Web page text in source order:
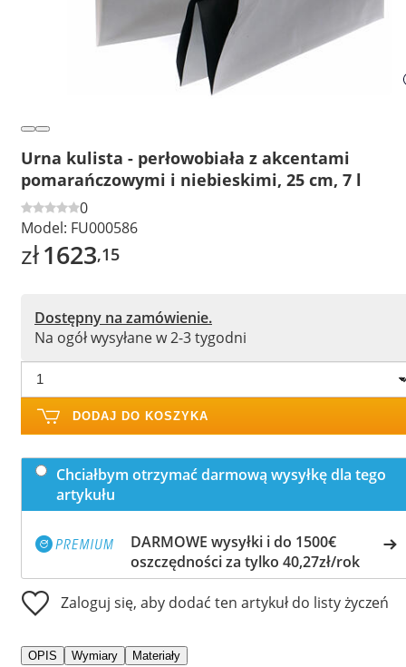
Urna kulista - perłowobiała z akcentami
pomarańczowymi i niebieskimi, 25 cm, 7 l
0
Model: FU000586
zł1623,15
Dostępny na zamówienie.
Na ogół wysyłane w 2-3 tygodni
DODAJ DO KOSZYKA
Chciałbym otrzymać darmową wysyłkę dla tego
artykułu
DARMOWE wysyłki i do 1500€
oszczędności za tylko 40,27zł/rok
Zaloguj się, aby dodać ten artykuł do listy życzeń
OPIS Wymiary Materiały